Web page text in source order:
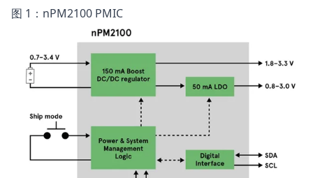
图 1：nPM2100 PMIC